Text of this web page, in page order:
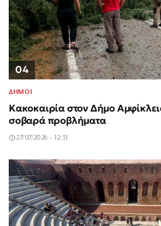
04
ΔΗΜΟΙ
Κακοκαιρία στον Δήμο
σοβαρά προβλήματα
27/07/2026 - 12:31